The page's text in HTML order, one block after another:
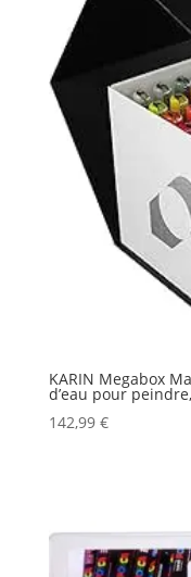
KARIN Megabox
d’eau pour
142,99 €